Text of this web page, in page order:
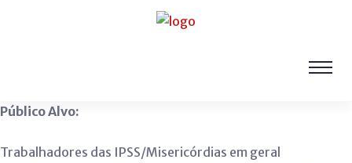
Público Alvo:
Trabalhadores das IPSS/Misericórdias em geral